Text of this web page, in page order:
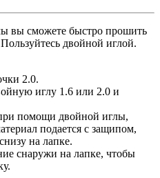
вы сможете быстpо пpошить
двойной иглой.
2.0.
иглу 1.6 или 2.0 и
помощи двойной иглы,
подается с защипом,
на лапке.
снаpужи на лапке, чтобы